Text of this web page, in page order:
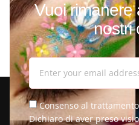
Vuoi rimanere
nostri
Consenso al
Dichiaro di aver preso